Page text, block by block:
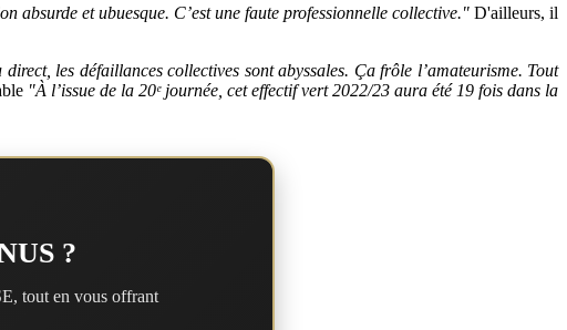
absurde et ubuesque. C’est une faute professionnelle collective." D'ailleurs, il
les défaillances collectives sont abyssales. Ça frôle l’amateurisme. Tout
"À l’issue de la 20ᵉ journée, cet effectif vert 2022/23 aura été 19 fois dans la
?
tout en vous offrant